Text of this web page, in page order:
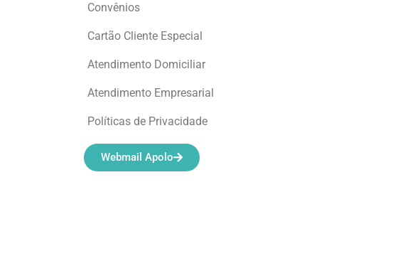
Convênios
Cartão Cliente Especial
Atendimento Domiciliar
Atendimento Empresarial
Políticas de Privacidade
Webmail Apolo